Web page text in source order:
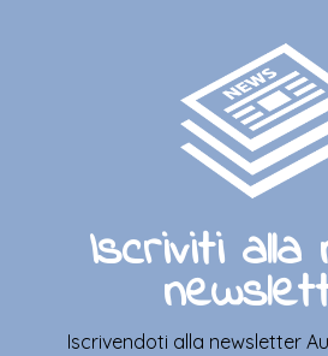
Iscriviti alla
Iscrivendoti alla newsletter